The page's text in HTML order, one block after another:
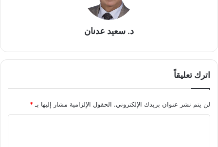
د. سعيد عدنان
اترك تعليقاً
لن يتم نشر عنوان بريدك الإلكتروني. الحقول الإلزامية مشار إليها بـ*